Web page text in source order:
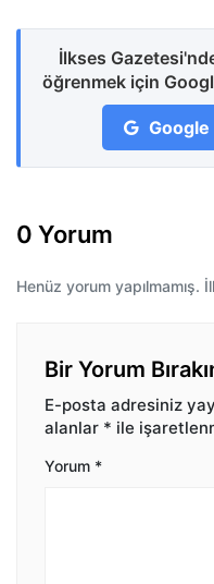
İlkses
öğrenmek için
0 Yorum
Henüz yorum yapılmamış.
Bir Yorum
E-posta adresiniz
alanlar * ile
Yorum *